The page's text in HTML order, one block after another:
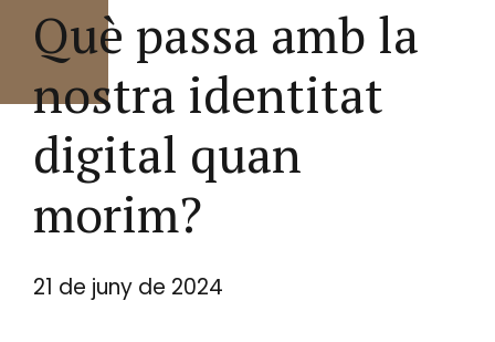
Què passa amb la
nostra identitat
digital quan
morim?
21 de juny de 2024